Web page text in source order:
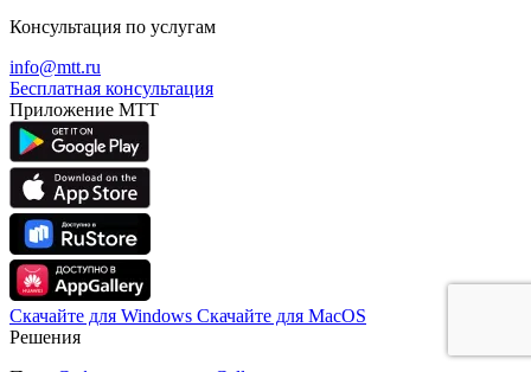
Консультация по услугам
info@mtt.ru
Бесплатная консультация
Приложение МТТ
Скачайте для Windows Cкачайте для MacOS
Решения